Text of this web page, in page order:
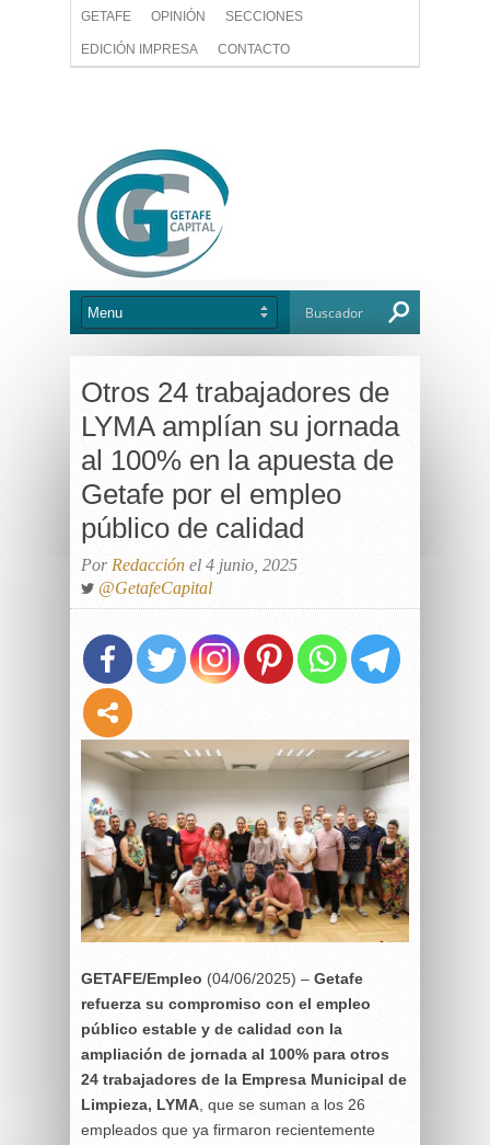
GETAFE OPINIÓN SECCIONES
EDICIÓN IMPRESA CONTACTO
Otros 24 trabajadores de
LYMA amplían su jornada
al 100% en la apuesta de
Getafe por el empleo
público de calidad
Por Redacción el 4 junio, 2025
@GetafeCapital
GETAFE/Empleo (04/06/2025) – Getafe
refuerza su compromiso con el empleo
público estable y de calidad con la
ampliación de jornada al 100% para otros
24 trabajadores de la Empresa Municipal de
Limpieza, LYMA, que se suman a los 26
empleados que ya firmaron recientemente